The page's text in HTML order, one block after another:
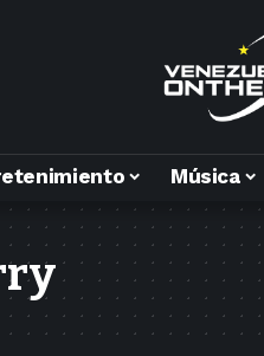
Música